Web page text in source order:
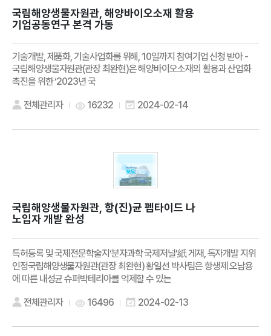
국립해양생물자원관, 해양바이오소재 활용
기업공동연구 본격 가동
기술개발, 제품화, 기술사업화를 위해, 10일까지 참여기업 신청 받아 -
국립해양생물자원관(관장 최완현)은 해양바이오소재의 활용과 산업화
촉진을 위한 ‘2023년 국
전체관리자 16232 2024-02-14
국립해양생물자원관, 항(진)균 펩타이드 나
노입자 개발 완성
특허등록 및 국제전문학술지‘분자과학 국제저널’紙 게재, 독자개발 지위
인정국립해양생물자원관(관장 최완현) 황일선 박사팀은 항생제 오남용
에 따른 내성균 슈퍼박테리아를 억제할 수 있는
전체관리자 16496 2024-02-13